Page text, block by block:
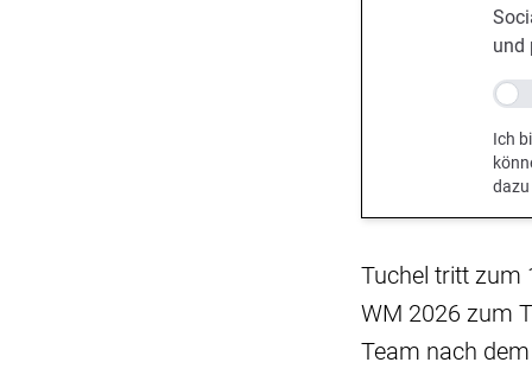
und
Ich
dazu
Tuchel tritt zum
WM 2026 zum
Team nach